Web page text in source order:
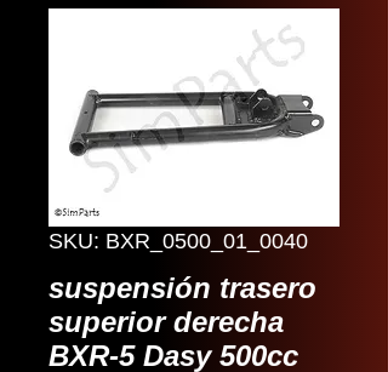
SKU: BXR_0500_01_0040
suspensión trasero
superior derecha
BXR-5 Dasy 500cc